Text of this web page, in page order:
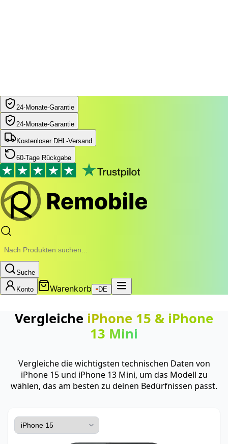
24‑Monate‑Garantie
24‑Monate‑Garantie
Kostenloser DHL-Versand
60-Tage Rückgabe
Suche
Konto Warenkorb DE
Vergleiche iPhone 15 & iPhone
13 Mini
Vergleiche die wichtigsten technischen Daten von
iPhone 15 und iPhone 13 Mini, um das Modell zu
wählen, das am besten zu deinen Bedürfnissen passt.